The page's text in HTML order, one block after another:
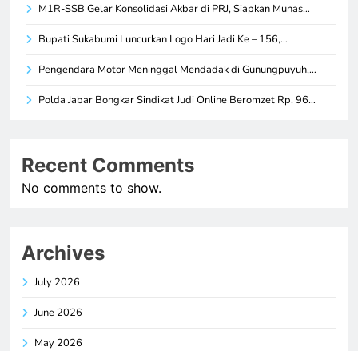
M1R-SSB Gelar Konsolidasi Akbar di PRJ, Siapkan Munas…
Bupati Sukabumi Luncurkan Logo Hari Jadi Ke – 156,…
Pengendara Motor Meninggal Mendadak di Gunungpuyuh,…
Polda Jabar Bongkar Sindikat Judi Online Beromzet Rp. 96…
Recent Comments
No comments to show.
Archives
July 2026
June 2026
May 2026